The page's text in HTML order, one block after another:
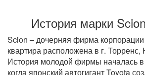
История марки
Scion – дочерняя фирма корпорации
квартира расположена в г.
История молодой фирмы началась
когда японский автогигант Toyota